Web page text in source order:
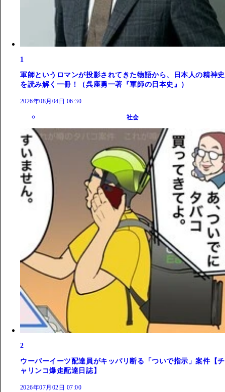
1
軍師というロマンが投影されてきた物語から、日本人の精神史
を読み解く一冊！（呉座勇一著『軍師の日本史』）
2026年08月04日 06:30
社会
2
ウーバーイーツ配達員がキッパリ断る「ついで指示」案件【チ
ャリンコ爆走配達日誌】
2026年07月02日 07:00